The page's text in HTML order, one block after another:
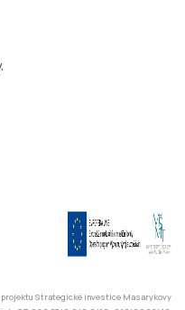
Strategické investice Masarykovy